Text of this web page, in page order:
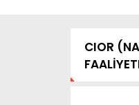
CIOR